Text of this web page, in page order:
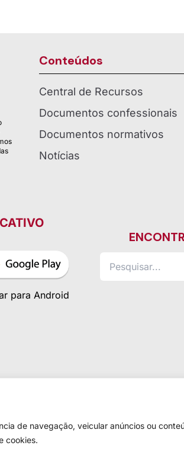
de navegação, veicular anúncios ou
cookies.
Conteúdos
Central de Recursos
Documentos confessionais
Documentos normativos
Notícias
para Android